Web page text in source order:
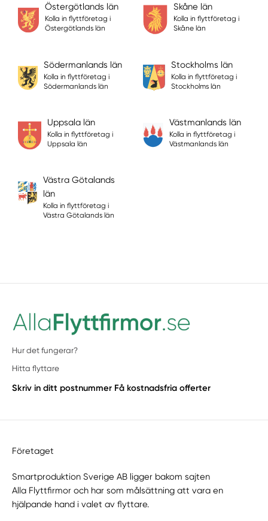
Östergötlands län
Kolla in flyttföretag i
Östergötlands län
Skåne län
Kolla in flyttföretag i
Skåne län
Södermanlands län
Kolla in flyttföretag i
Södermanlands län
Stockholms län
Kolla in flyttföretag i
Stockholms län
Uppsala län
Kolla in flyttföretag i
Uppsala län
Västmanlands län
Kolla in flyttföretag i
Västmanlands län
Västra Götalands
län
Kolla in flyttföretag i
Västra Götalands län
Hur det fungerar?
Hitta flyttare
Skriv in ditt postnummer Få kostnadsfria offerter
Företaget
Smartproduktion Sverige AB ligger bakom sajten
Alla Flyttfirmor och har som målsättning att vara en
hjälpande hand i valet av flyttare.